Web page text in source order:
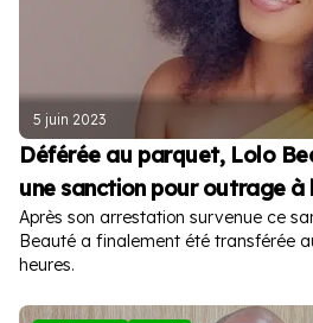
5 juin 2023
Déférée au parquet, Lolo
une sanction pour outrage à
Après son arrestation survenue ce
Beauté a finalement été transférée
heures.